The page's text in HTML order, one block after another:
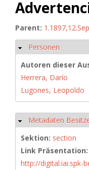
Parent:
Ausblenden
Personen
Autoren dieser
Herrera, Darío
Lugones, Leopoldo
Ausblenden
Metadaten
Sektion: section
Link Präsentation:
http://digital.iai.spk-